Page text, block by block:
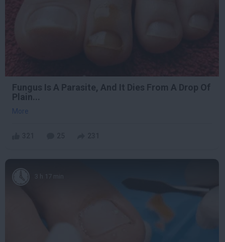
Fungus Is A Parasite, And It Dies From A Drop Of
Plain...
More
3 h 17 min